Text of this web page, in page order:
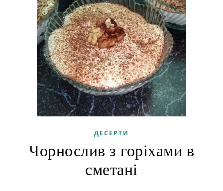
ДЕСЕРТИ
Чорнослив з горіхами в
сметані